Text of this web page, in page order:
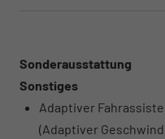
Sonderausstattung
Sonstiges
Adaptiver
(Adaptiver